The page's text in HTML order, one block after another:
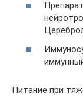
Питание при